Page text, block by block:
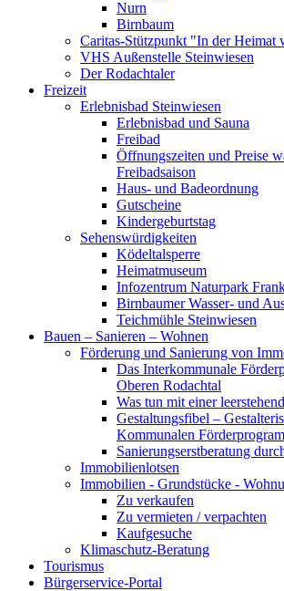
Nurn
Birnbaum
Caritas-Stützpunkt "In der Heimat
VHS Außenstelle Steinwiesen
Der Rodachtaler
Freizeit
Erlebnisbad Steinwiesen
Erlebnisbad und Sauna
Freibad
Öffnungszeiten und Preise
Freibadsaison
Haus- und Badeordnung
Gutscheine
Kindergeburtstag
Sehenswürdigkeiten
Ködeltalsperre
Heimatmuseum
Infozentrum Naturpark
Birnbaumer Wasser- und
Teichmühle Steinwiesen
Bauen – Sanieren – Wohnen
Förderung und Sanierung von
Das Interkommunale
Oberen Rodachtal
Was tun mit einer
Gestaltungsfibel –
Kommunalen
Sanierungserstberatung
Immobilienlotsen
Immobilien - Grundstücke -
Zu verkaufen
Zu vermieten / verpachten
Kaufgesuche
Klimaschutz-Beratung
Tourismus
Bürgerservice-Portal